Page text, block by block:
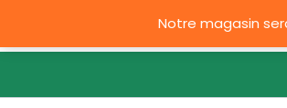
Notre magasin
contenu